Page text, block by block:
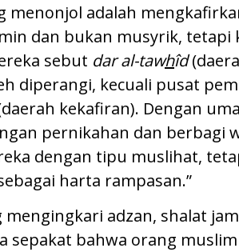
menonjol adalah
dan bukan musyrik, tetapi
sebut dar al-tawhîd
diperangi, kecuali pusat
kekafiran). Dengan
pernikahan dan berbagi
dengan tipu muslihat,
harta rampasan.”
adzan, shalat
sepakat bahwa orang